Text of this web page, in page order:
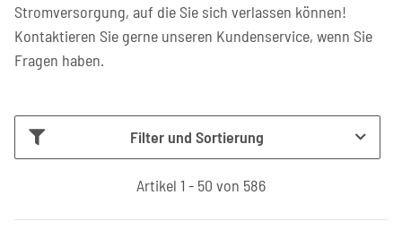
Stromversorgung, auf die Sie sich verlassen können!
Kontaktieren Sie gerne unseren Kundenservice, wenn Sie
Fragen haben.
Filter und Sortierung
Artikel 1 - 50 von 586